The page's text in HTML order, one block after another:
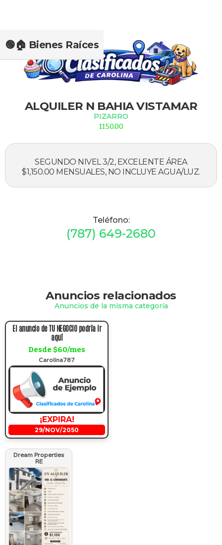
🟢🏠 Bienes Raíces
ALQUILER N BAHIA VISTAMAR
PIZARRO
1150.00
SEGUNDO NIVEL 3/2, EXCELENTE ÁREA
$1,150.00 MENSUALES, NO INCLUYE AGUA/LUZ.
Teléfono:
(787) 649-2680
Anuncios relacionados
Anuncios de la misma categoría
El anuncio de TU NEGOCIO podría ir
aquí
Desde $60/mes
Carolina787
¡EXPIRA!
29/NOV/2050
Dream Properties
RE